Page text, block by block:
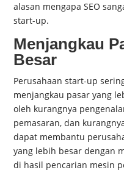
alasan mengapa SEO
start-up.
Menjangkau
Besar
Perusahaan start-up
menjangkau pasar yang
oleh kurangnya
pemasaran, dan
dapat membantu
yang lebih besar dengan
di hasil pencarian mesin